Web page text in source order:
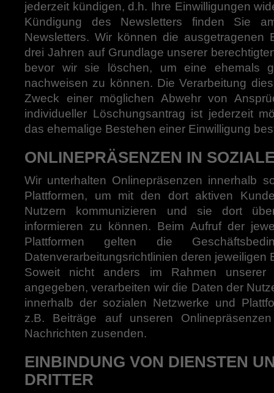
jederzeit kündigen, d.h. Ihre Einwilligungen
Kündigung des Newsletters finden Sie
Newsletters. Wir können die ausgetragenen
drei Jahren auf Grundlage unserer
bevor wir sie löschen, um eine ehemals
nachweisen zu können. Die Verarbeitung
Zweck einer möglichen Abwehr von
individueller Löschungsantrag ist jederzeit
das ehemalige Bestehen einer Einwilligung
ONLINEPRÄSENZEN IN
Wir unterhalten Onlinepräsenzen innerhalb
Plattformen, um mit den dort aktiven
Nutzern kommunizieren und sie dort
informieren zu können. Beim Aufruf der
Plattformen gelten die
Datenverarbeitungsrichtlinien deren jeweiligen
Soweit nicht anders im Rahmen unserer
angegeben, verarbeiten wir die Daten der
innerhalb der sozialen Netzwerke und
z.B. Beiträge auf unseren
Nachrichten zusenden.
EINBINDUNG VON DIENSTEN
DRITTER